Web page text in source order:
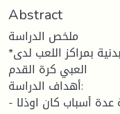
Abstract
ملخص الدراسة
*عنوان الدراسة: عالقة بعض الصفات البدنية بمراكز اللعب لدى
العبي كرة القدم
أهداف الدراسة:
- إن من دواعي موضوع ىذه الدراسة عدة أسباب كان اوذلا